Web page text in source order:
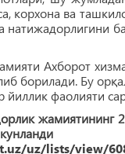
корхона ва
натижадорлигини
Ахборот
борилади. Бу
йиллик фаолияти
жамиятининг
uz/lists/view/